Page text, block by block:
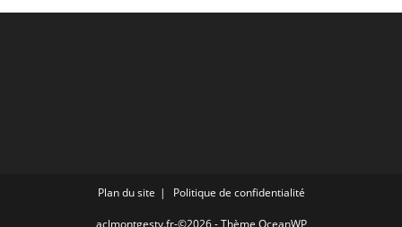
Plan du site Politique de confidentialité
aclmontgesty.fr-©2026 - Thème OceanWP